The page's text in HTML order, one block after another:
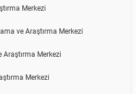
Merkezi
ve Araştırma Merkezi
Araştırma Merkezi
Merkezi